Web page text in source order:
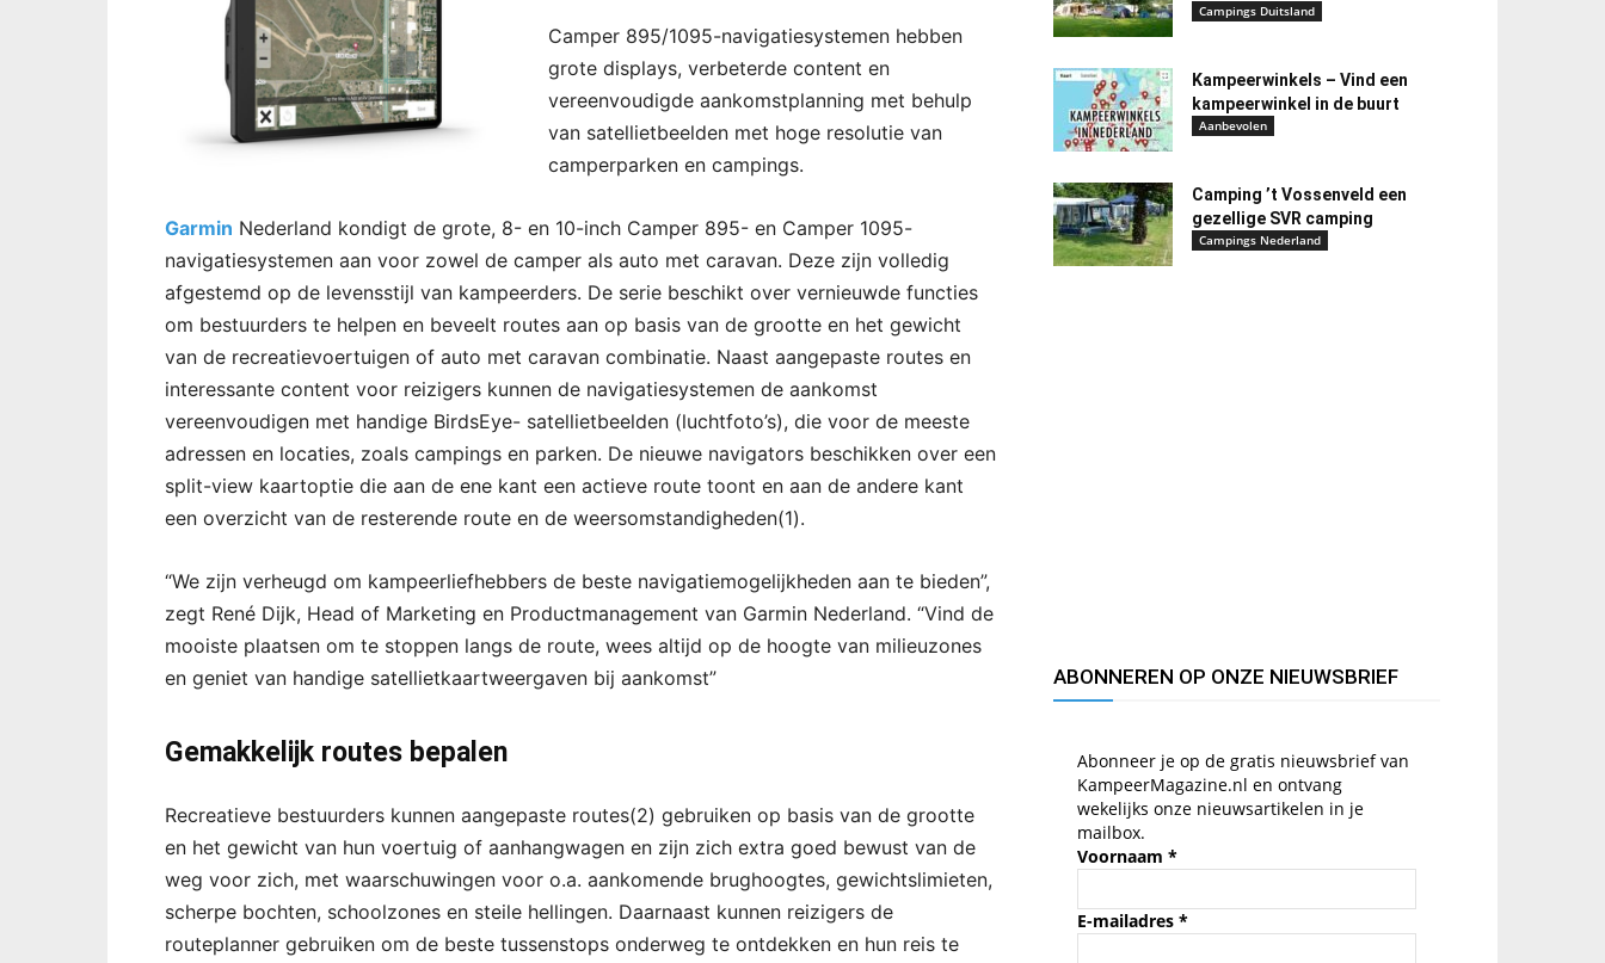
Camper 895/1095-navigatiesystemen hebben
grote displays, verbeterde content en
vereenvoudigde aankomstplanning met behulp
van satellietbeelden met hoge resolutie van
camperparken en campings.
Garmin Nederland kondigt de grote, 8- en 10-inch Camper 895- en Camper 1095-
navigatiesystemen aan voor zowel de camper als auto met caravan. Deze zijn volledig
afgestemd op de levensstijl van kampeerders. De serie beschikt over vernieuwde functies
om bestuurders te helpen en beveelt routes aan op basis van de grootte en het gewicht
van de recreatievoertuigen of auto met caravan combinatie. Naast aangepaste routes en
interessante content voor reizigers kunnen de navigatiesystemen de aankomst
vereenvoudigen met handige BirdsEye- satellietbeelden (luchtfoto’s), die voor de meeste
adressen en locaties, zoals campings en parken. De nieuwe navigators beschikken over een
split-view kaartoptie die aan de ene kant een actieve route toont en aan de andere kant
een overzicht van de resterende route en de weersomstandigheden(1).
“We zijn verheugd om kampeerliefhebbers de beste navigatiemogelijkheden aan te bieden”,
zegt René Dijk, Head of Marketing en Productmanagement van Garmin Nederland. “Vind de
mooiste plaatsen om te stoppen langs de route, wees altijd op de hoogte van milieuzones
en geniet van handige satellietkaartweergaven bij aankomst”
Gemakkelijk routes bepalen
Recreatieve bestuurders kunnen aangepaste routes(2) gebruiken op basis van de grootte
en het gewicht van hun voertuig of aanhangwagen en zijn zich extra goed bewust van de
weg voor zich, met waarschuwingen voor o.a. aankomende brughoogtes, gewichtslimieten,
scherpe bochten, schoolzones en steile hellingen. Daarnaast kunnen reizigers de
routeplanner gebruiken om de beste tussenstops onderweg te ontdekken en hun reis te
Campings Duitsland
Kampeerwinkels – Vind een
kampeerwinkel in de buurt
Aanbevolen
Camping ’t Vossenveld een
gezellige SVR camping
Campings Nederland
ABONNEREN OP ONZE NIEUWSBRIEF
Abonneer je op de gratis nieuwsbrief van
KampeerMagazine.nl en ontvang
wekelijks onze nieuwsartikelen in je
mailbox.
Voornaam *
E-mailadres *